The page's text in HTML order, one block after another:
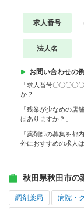
求人番号
法人名
お問い合わせの例
「求人番号〇〇〇〇
か？」
「残業が少なめの店
はありますか？」
「薬剤師の募集を都
外におすすめの求人
秋田県秋田市の
調剤薬局 病院・